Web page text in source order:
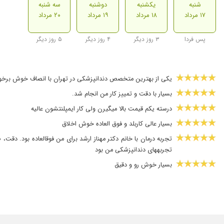
شنبه
۱۷ مرداد
پس فردا
یکشنبه
۱۸ مرداد
۳ روز دیگر
دوشنبه
۱۹ مرداد
۴ روز دیگر
سه شنبه
۲۰ مرداد
۵ روز دیگر
یکی از بهترین متخصص دندانپزشکی در تهران با انصاف خوش
بسیار با دقت و تمییز کار من انجام شد.
درسته یکم قیمت بالا میگیرن ولی کار ایمپلنتشون عالیه
بسیار عالی کاربلد و فوق العاده خوش اخلاق
تجربه درمان با خانم دکتر مهناز ارشد برای من فوقالعاده بود.
تجربههای دندانپزشکی من بود
بسیار خوش رو و دقیق